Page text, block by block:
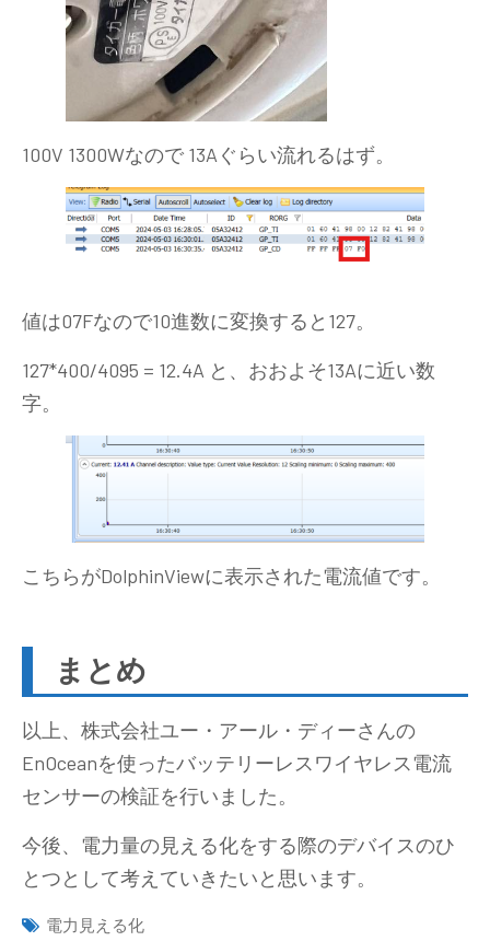
100V 1300Wなので 13Aぐらい流れるはず。
値は07Fなので10進数に変換すると127。
127*400/4095 = 12.4A と、おおよそ13Aに近い数
字。
こちらがDolphinViewに表示された電流値です。
まとめ
以上、株式会社ユー・アール・ディーさんの
EnOceanを使ったバッテリーレスワイヤレス電流
センサーの検証を行いました。
今後、電力量の見える化をする際のデバイスのひ
とつとして考えていきたいと思います。
電力見える化